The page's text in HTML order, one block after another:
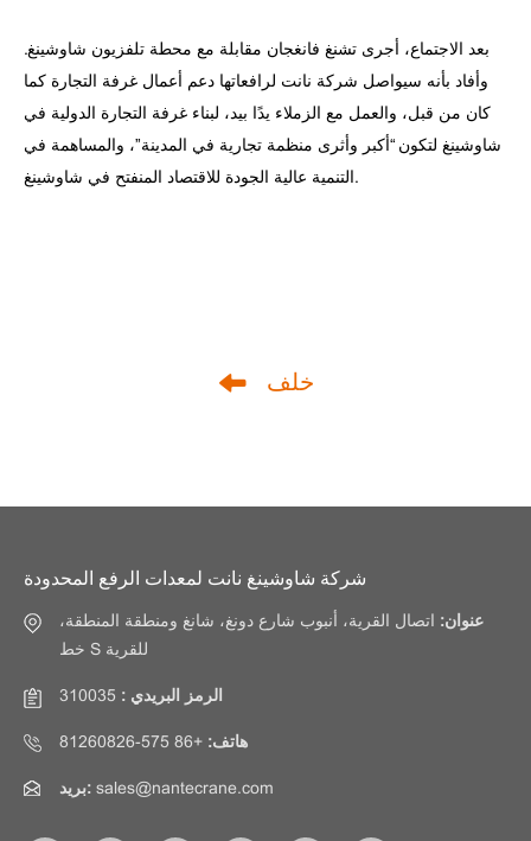
بعد الاجتماع، أجرى تشنغ فانغجان مقابلة مع محطة تلفزيون شاوشينغ.
وأفاد بأنه سيواصل شركة نانت لرافعاتها دعم أعمال غرفة التجارة كما
كان من قبل، والعمل مع الزملاء يدًا بيد، لبناء غرفة التجارة الدولية في
شاوشينغ لتكون “أكبر وأثرى منظمة تجارية في المدينة”، والمساهمة في
التنمية عالية الجودة للاقتصاد المنفتح في شاوشينغ.
خلف
شركة شاوشينغ نانت لمعدات الرفع المحدودة
عنوان:
اتصال القرية، أنبوب شارع دونغ، شانغ ومنطقة المنطقة،
خط S للقرية
الرمز البريدي : 310035
هاتف: +86 575-81260826
بريد: sales@nantecrane.com